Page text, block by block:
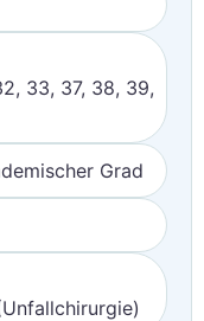
33, 37, 38, 39,
Grad